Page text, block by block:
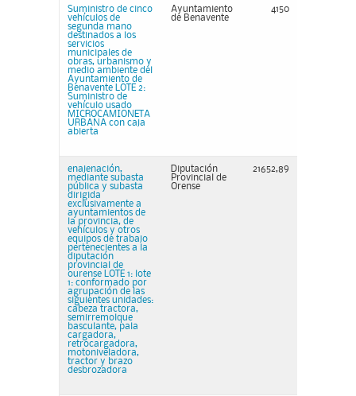
Suministro de cinco
vehículos de
segunda mano
destinados a los
servicios
municipales de
obras, urbanismo y
medio ambiente del
Ayuntamiento de
Benavente LOTE 2:
Suministro de
vehículo usado
MICROCAMIONETA
URBANA con caja
abierta
Ayuntamiento
de Benavente
4150
enajenación,
mediante subasta
pública y subasta
dirigida
exclusivamente a
ayuntamientos de
la provincia, de
vehículos y otros
equipos de trabajo
pertenecientes a la
diputación
provincial de
ourense LOTE 1: lote
1: conformado por
agrupación de las
siguientes unidades:
cabeza tractora,
semirremolque
basculante, pala
cargadora,
retrocargadora,
motoniveladora,
tractor y brazo
desbrozadora
Diputación
Provincial de
Orense
21652,89